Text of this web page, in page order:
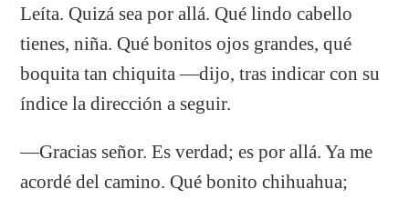
Leíta. Quizá sea por allá. Qué lindo cabello
tienes, niña. Qué bonitos ojos grandes, qué
boquita tan chiquita —dijo, tras indicar con su
índice la dirección a seguir.
—Gracias señor. Es verdad; es por allá. Ya me
acordé del camino. Qué bonito chihuahua;